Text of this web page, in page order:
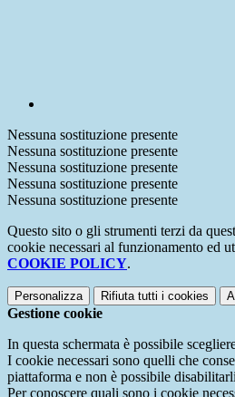
Nessuna sostituzione presente
Nessuna sostituzione presente
Nessuna sostituzione presente
Nessuna sostituzione presente
Nessuna sostituzione presente
Questo sito o gli strumenti terzi da
cookie necessari al funzionamento ed
COOKIE POLICY.
Personalizza Rifiuta tutti i cookies
Gestione cookie
In questa schermata è possibile
I cookie necessari sono quelli che
piattaforma e non è possibile
Per conoscere quali sono i cookie